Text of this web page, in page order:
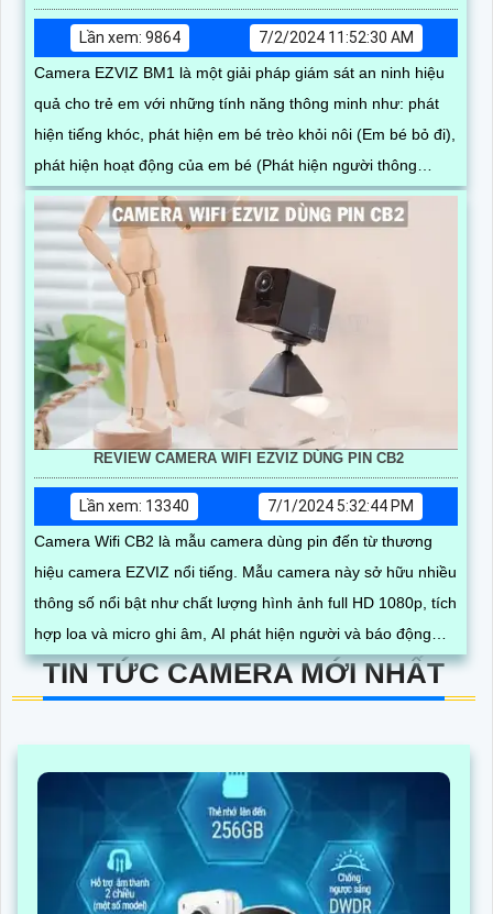
Lần xem: 9864
7/2/2024 11:52:30 AM
Camera EZVIZ BM1 là một giải pháp giám sát an ninh hiệu
quả cho trẻ em với những tính năng thông minh như: phát
hiện tiếng khóc, phát hiện em bé trèo khỏi nôi (Em bé bỏ đi),
phát hiện hoạt động của em bé (Phát hiện người thông
minh).
REVIEW CAMERA WIFI EZVIZ DÙNG PIN CB2
Lần xem: 13340
7/1/2024 5:32:44 PM
Camera Wifi CB2 là mẫu camera dùng pin đến từ thương
hiệu camera EZVIZ nổi tiếng. Mẫu camera này sở hữu nhiều
thông số nổi bật như chất lượng hình ảnh full HD 1080p, tích
hợp loa và micro ghi âm, AI phát hiện người và báo động
chuyển động chuẩn
TIN TỨC CAMERA MỚI NHẤT